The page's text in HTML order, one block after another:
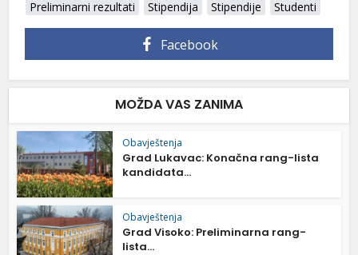
Preliminarni rezultati
Stipendija Stipendije Studenti
Facebook
MOŽDA VAS ZANIMA
Obavještenja
Grad Lukavac: Konačna rang-lista
kandidata...
Obavještenja
Grad Visoko: Preliminarna rang-
lista...